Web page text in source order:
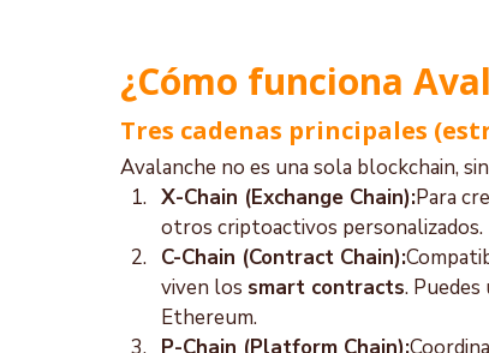
¿Cómo funciona
Tres cadenas principales
Avalanche no es una sola blockchain,
X-Chain (Exchange Chain):Para
otros criptoactivos personalizados.
C-Chain (Contract Chain):
viven los smart contracts.
Ethereum.